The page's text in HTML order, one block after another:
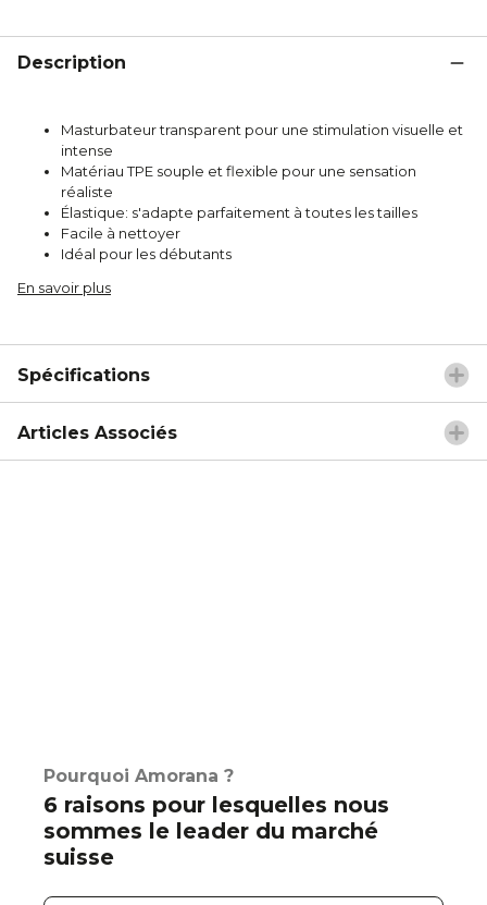
Description
Masturbateur transparent pour une stimulation visuelle et
intense
Matériau TPE souple et flexible pour une sensation
réaliste
Élastique: s'adapte parfaitement à toutes les tailles
Facile à nettoyer
Idéal pour les débutants
En savoir plus
Spécifications
Articles Associés
Pourquoi Amorana ?
6 raisons pour lesquelles nous
sommes le leader du marché
suisse